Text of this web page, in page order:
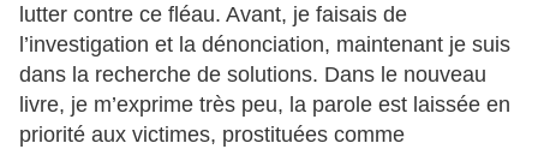
lutter contre ce fléau. Avant, je faisais de
l’investigation et la dénonciation, maintenant je suis
dans la recherche de solutions. Dans le nouveau
livre, je m’exprime très peu, la parole est laissée en
priorité aux victimes, prostituées comme